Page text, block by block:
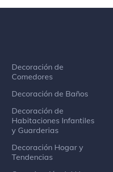
Ventus
Decoración de
Comedores
Decoración de Baños
Decoración de
Habitaciones Infantiles
y Guarderias
Decoración Hogar y
Tendencias